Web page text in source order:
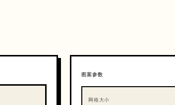
图案参数
网格大小